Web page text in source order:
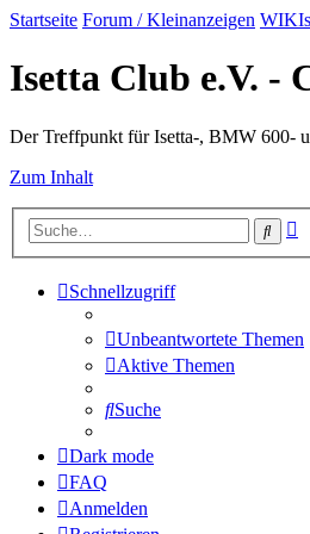
Startseite Forum / Kleinanzeigen
Isetta Club e.V. -
Der Treffpunkt für Isetta-, BMW 600-
Zum Inhalt
Suche
Schnellzugriff
Unbeantwortete Themen
Aktive Themen
Suche
Dark mode
FAQ
Anmelden